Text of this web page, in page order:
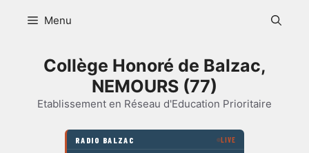
Menu
Collège Honoré de Balzac,
NEMOURS (77)
Etablissement en Réseau d'Education Prioritaire